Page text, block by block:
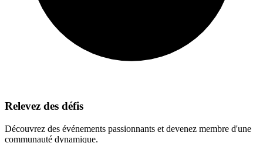
Relevez des défis
Découvrez des événements passionnants et devenez membre d'une
communauté dynamique.